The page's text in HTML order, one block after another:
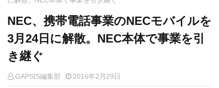
NEC、携帯電話事業のNECモバイルを
3月24日に解散。NEC本体で事業を引
き継ぐ
GAPSIS編集部 2016年2月29日